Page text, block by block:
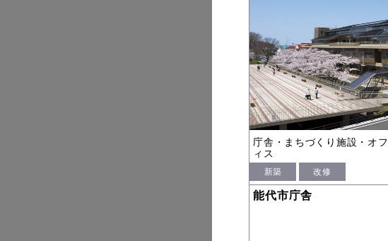
庁舎・まちづくり施設・オフ
ィス
新築 改修
能代市庁舎